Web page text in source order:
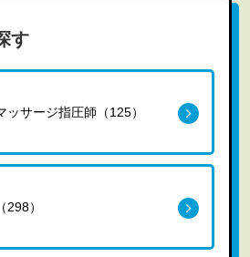
す
ッサージ指圧師（125）
298）